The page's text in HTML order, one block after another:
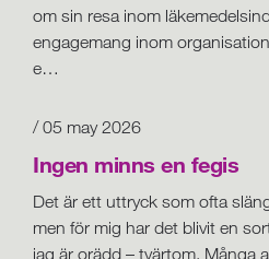
om sin resa inom
engagemang inom
e…
/ 05 may 2026
Ingen minns en fegis
Det är ett uttryck som ofta
men för mig har det blivit en
jag är orädd – tvärtom. Många